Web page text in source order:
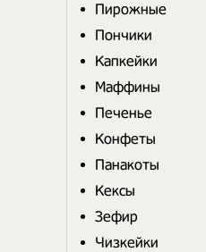
Пирожные
Пончики
Капкейки
Маффины
Печенье
Конфеты
Панакоты
Кексы
Зефир
Чизкейки